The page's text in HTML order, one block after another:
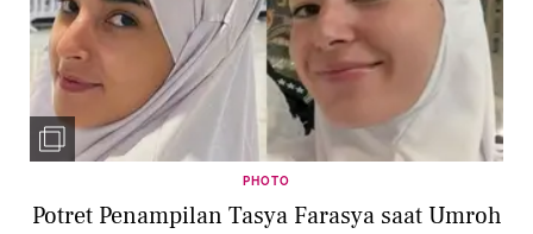
PHOTO
Potret Penampilan Tasya Farasya saat Umroh